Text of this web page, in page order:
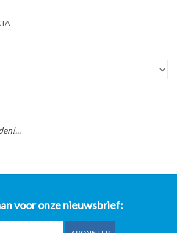
voor onze nieuwsbrief: